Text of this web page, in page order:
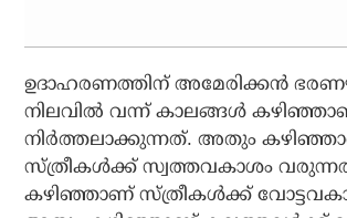
ഉദാഹരണത്തിന് അമേരിക്കന്‍
നിലവില്‍ വന്ന് കാലങ്ങള്‍
നിര്‍ത്തലാക്കുന്നത്. അതും
സ്ത്രീകള്‍ക്ക് സ്വത്തവകാശം
കഴിഞ്ഞാണ് സ്ത്രീകള്‍ക്ക്